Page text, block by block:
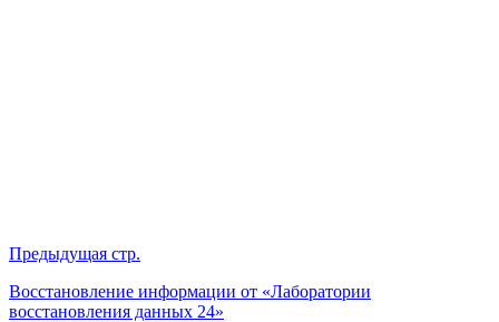
Предыдущая стр.
Восстановление информации от «Лаборатории
восстановления данных 24»